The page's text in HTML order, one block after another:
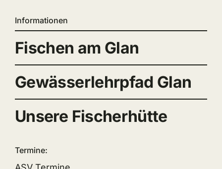
Informationen
Fischen am Glan
Gewässerlehrpfad Glan
Unsere Fischerhütte
Termine: